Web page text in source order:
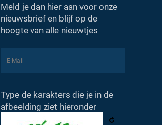
Meld je dan hier aan voor onze
nieuwsbrief en blijf op de
hoogte van alle nieuwtjes
Type de karakters die je in de
afbeelding ziet hieronder